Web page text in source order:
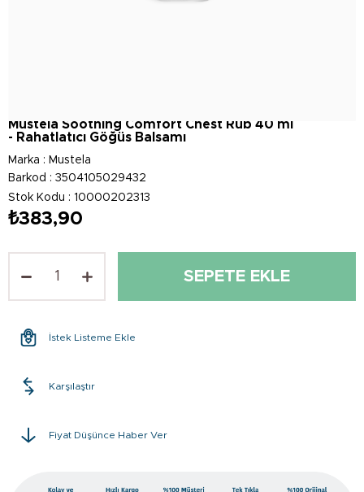
Mustela Soothing Comfort Chest Rub 40 ml
- Rahatlatıcı Göğüs Balsamı
Marka : Mustela
Barkod : 3504105029432
Stok Kodu
10000202313
₺383,90
İstek Listeme Ekle
Karşılaştır
Fiyat Düşünce Haber Ver